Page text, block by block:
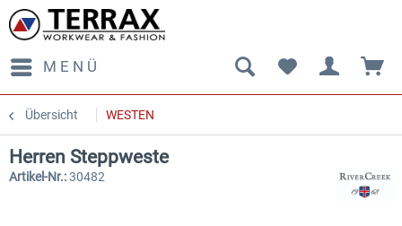
MENÜ
Übersicht WESTEN
Herren Steppweste
Artikel-Nr.:30482